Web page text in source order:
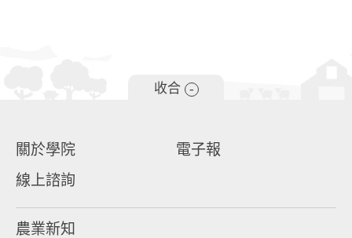
收合 -
關於學院
電子報
線上諮詢
農業新知